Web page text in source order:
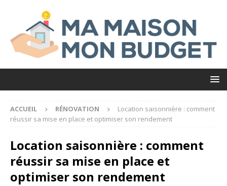
ACCUEIL RÉNOVATION
Location saisonnière : comment
réussir sa mise en place et optimiser son rendement
Location saisonnière : comment
réussir sa mise en place et
optimiser son rendement